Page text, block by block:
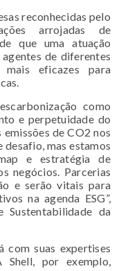
reconhecidas pelo
arrojadas de
que uma atuação
de diferentes
eficazes para
como
e perpetuidade do
emissões de CO2 nos
desafio, mas estamos
e estratégia de
negócios. Parcerias
e serão vitais para
na agenda ESG”,
Sustentabilidade da
com suas expertises
Shell, por exemplo,